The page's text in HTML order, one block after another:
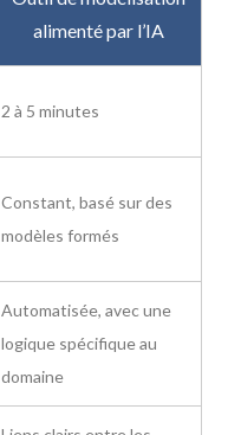
alimenté par l’IA
2 à 5 minutes
Constant, basé sur des
modèles formés
Automatisée, avec une
logique spécifique au
domaine